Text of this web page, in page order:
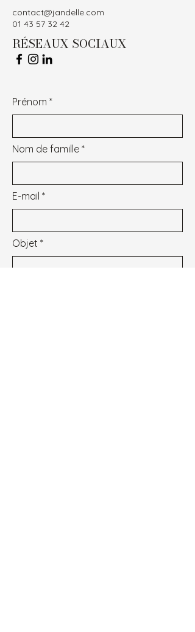
contact@jandelle.com
01 43 57 32 42
RÉSEAUX SOCIAUX
Prénom
Nom de famille
E-mail
Objet